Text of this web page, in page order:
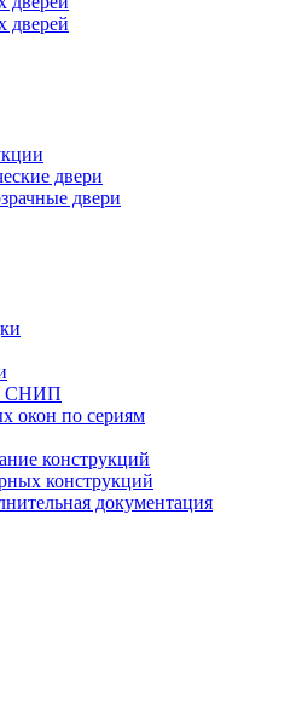
дверей
двери
двери
СНИП
окон по сериям
конструкций
конструкций
документация